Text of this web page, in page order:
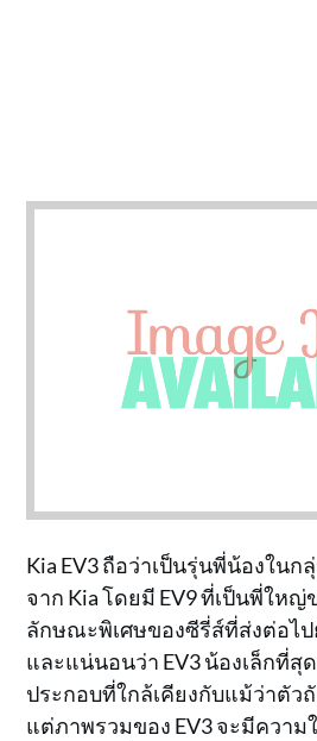
Kia EV3 ถือว่าเป็นรุ่นพี่น้องใน
จาก Kia โดยมี EV9 ที่เป็นพี่ใหญ่
ลักษณะพิเศษของซีรี่ส์ที่ส่งต่อไป
และแน่นอนว่า EV3 น้องเล็กที่สุ
ประกอบที่ใกล้เคียงกับแม้ว่าตัว
แต่ภาพรวมของ EV3 จะมีความ